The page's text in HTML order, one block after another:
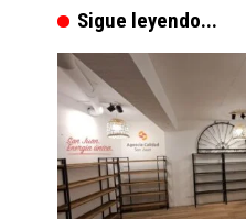
Sigue leyendo...